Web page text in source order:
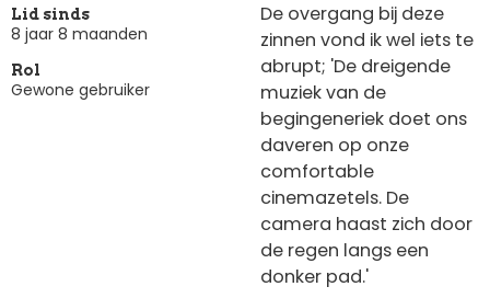
Lid sinds
8 jaar 8 maanden
Rol
Gewone gebruiker
De overgang bij deze
zinnen vond ik wel iets te
abrupt; 'De dreigende
muziek van de
begingeneriek doet ons
daveren op onze
comfortable
cinemazetels. De
camera haast zich door
de regen langs een
donker pad.'